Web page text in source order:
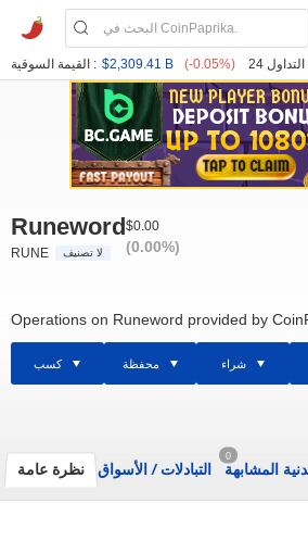
القيمة السوقية : $2,309.41 B (-0.05%)
Runeword
RUNE لا تصنيف
$0.00
(0.00%)
Operations on Runeword provided by
كسب محفظة شراء
نظرة عامة التبادلات/ الأسواق
0
المشابهة